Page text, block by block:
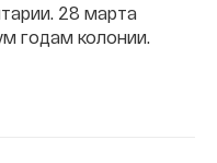
28 марта
годам колонии.